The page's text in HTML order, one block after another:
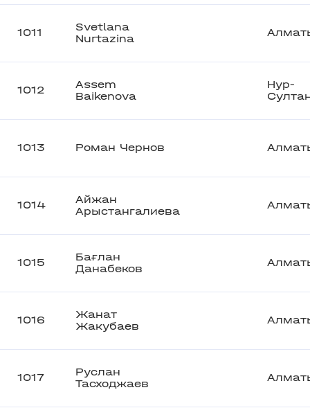
1011
Svetlana
Nurtazina
1012
Assem
Baikenova
Нур-
1013 Роман Чернов
1014
Айжан
Арыстангалиева
1015
Бағлан
Данабеков
1016
Жанат
Жакубаев
1017
Руслан
Тасходжаев